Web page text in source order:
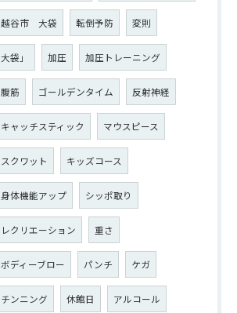
越谷市 大袋 転倒予防 変則
大袋」 加圧 加圧トレーニング
腹筋 ゴールデンタイム 反射神経
キャッチスティック マウスピース
スクワット キッズコース
身体機能アップ シッポ取り
レクリエーション 重さ
ボディーブロー パンチ ケガ
チンニング 休館日 アルコール